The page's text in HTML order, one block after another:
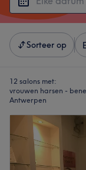
Sorteer op
12 salons met:
vrouwen harsen -
Antwerpen